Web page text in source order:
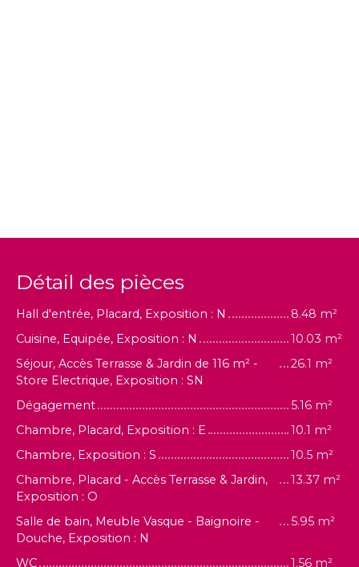
Détail des pièces
Hall d'entrée, Placard, Exposition : N
8.48 m²
Cuisine, Equipée, Exposition : N
10.03 m²
Séjour, Accès Terrasse & Jardin de 116 m² -
Store Electrique, Exposition : SN
26.1 m²
Dégagement
5.16 m²
Chambre, Placard, Exposition : E
10.1 m²
Chambre, Exposition : S
10.5 m²
Chambre, Placard - Accès Terrasse & Jardin,
Exposition : O
13.37 m²
Salle de bain, Meuble Vasque - Baignoire -
Douche, Exposition : N
5.95 m²
WC 1.56 m²